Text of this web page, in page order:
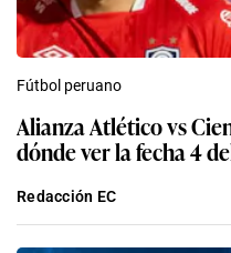
Fútbol peruano
Alianza Atlético vs
dónde ver la fecha 4
Redacción EC